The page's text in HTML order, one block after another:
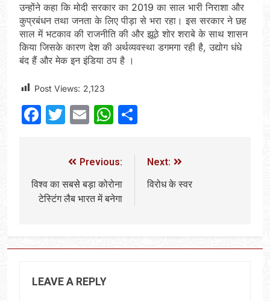
उन्होंने कहा कि मोदी सरकार का 2019 का साल भारी निराशा और
कुप्रबंधन तथा जनता के लिए पीड़ा से भरा रहा। इस सरकार ने छह
साल में भटकाव की राजनीति की और झूठे शोर शराबे के साथ शासन
किया जिसके कारण देश की अर्थव्यवस्था डगमगा रही है, उद्योग धंधे
बंद हैं और मेक इन इंडिया ठप है ।
Post Views: 2,123
Facebook
Twitter
EmailWhatsApp
Previous:
विश्व का सबसे बड़ा कोरोना
टेस्टिंग लैब भारत में बनेगा
Next:
विरोध के स्वर
LEAVE A REPLY